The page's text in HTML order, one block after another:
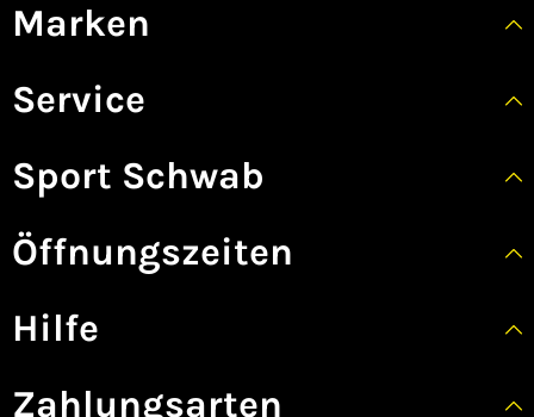
Marken
Service
Sport Schwab
Öffnungszeiten
Hilfe
Zahlungsarten